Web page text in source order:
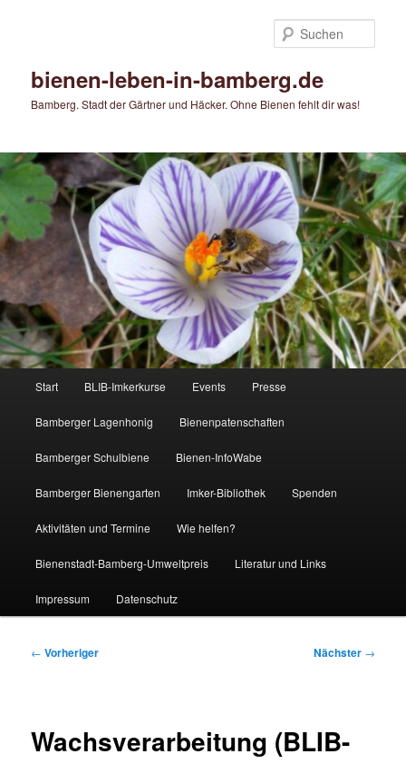
bienen-leben-in-bamberg.de
Bamberg. Stadt der Gärtner und Häcker. Ohne Bienen fehlt dir was!
Start BLIB-Imkerkurse Events Presse
Bamberger Lagenhonig Bienenpatenschaften
Bamberger Schulbiene Bienen-InfoWabe
Bamberger Bienengarten Imker-Bibliothek Spenden
Aktivitäten und Termine Wie helfen?
Bienenstadt-Bamberg-Umweltpreis Literatur und Links
Impressum Datenschutz
Beitragsnavigation
← Vorheriger Nächster →
Wachsverarbeitung (BLIB-